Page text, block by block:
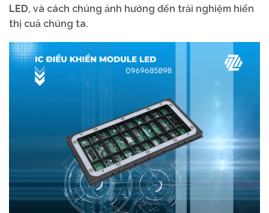
LED, và cách chúng ảnh hưởng đến trải nghiệm hiển
thị cuả chúng ta.